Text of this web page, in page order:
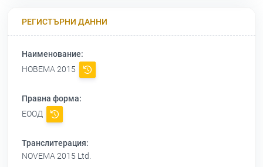
РЕГИСТЪРНИ ДАННИ
Наименование:
НОВЕМА 2015
Правна форма:
ЕООД
Транслитерация:
NOVEMA 2015 Ltd.